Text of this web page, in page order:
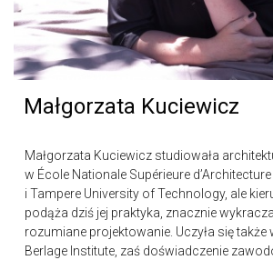
Małgorzata Kuciewicz
Małgorzata Kuciewicz studiowała
w École Nationale Supérieure
i Tampere University of Technology, ale
podąża dziś jej praktyka, znacznie
rozumiane projektowanie. Uczyła się
Berlage Institute, zaś doświadczenie